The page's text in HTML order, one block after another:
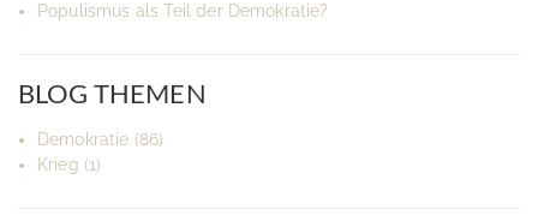
Populismus als Teil der Demokratie?
BLOG THEMEN
Demokratie (86)
Krieg (1)